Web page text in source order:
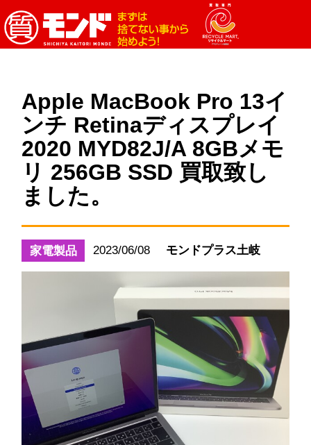
Apple MacBook Pro 13イ
ンチ Retinaディスプレイ
2020 MYD82J/A 8GBメモ
リ 256GB SSD 買取致し
ました。
家電製品 2023/06/08 モンドプラス土岐